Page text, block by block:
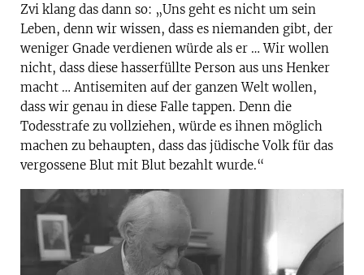
Zvi klang das dann so: „Uns geht es nicht um sein
Leben, denn wir wissen, dass es niemanden gibt, der
weniger Gnade verdienen würde als er … Wir wollen
nicht, dass diese hasserfüllte Person aus uns Henker
macht … Antisemiten auf der ganzen Welt wollen,
dass wir genau in diese Falle tappen. Denn die
Todesstrafe zu vollziehen, würde es ihnen möglich
machen zu behaupten, dass das jüdische Volk für das
vergossene Blut mit Blut bezahlt wurde.“